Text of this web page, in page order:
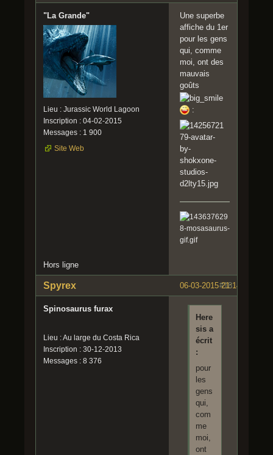
"La Grande"
Lieu : Jurassic World Lagoon
Inscription : 04-02-2015
Messages : 1 900
Site Web
Une superbe
affiche du 1er
pour les gens
qui, comme
moi, ont des
mauvais
goûts
:
Hors ligne
#18
06-03-2015 21:14:26
Spyrex
Spinosaurus furax
Lieu : Au large du Costa Rica
Inscription : 30-12-2013
Messages : 8 376
Here
sis a
écrit
:
pour
les
gens
qui,
com
me
moi,
ont